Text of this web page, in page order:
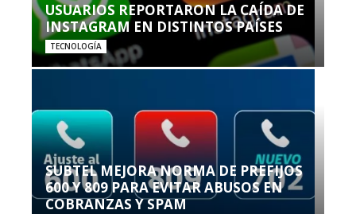
USUARIOS REPORTARON LA CAÍDA DE
INSTAGRAM EN DISTINTOS PAÍSES
TECNOLOGÍA
SUBTEL MEJORA NORMA DE PREFIJOS
600 Y 809 PARA EVITAR ABUSOS EN
COBRANZAS Y SPAM